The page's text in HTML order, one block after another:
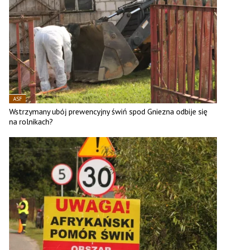
ASF
Wstrzymany ubój prewencyjny świń spod Gniezna odbije się
na rolnikach?